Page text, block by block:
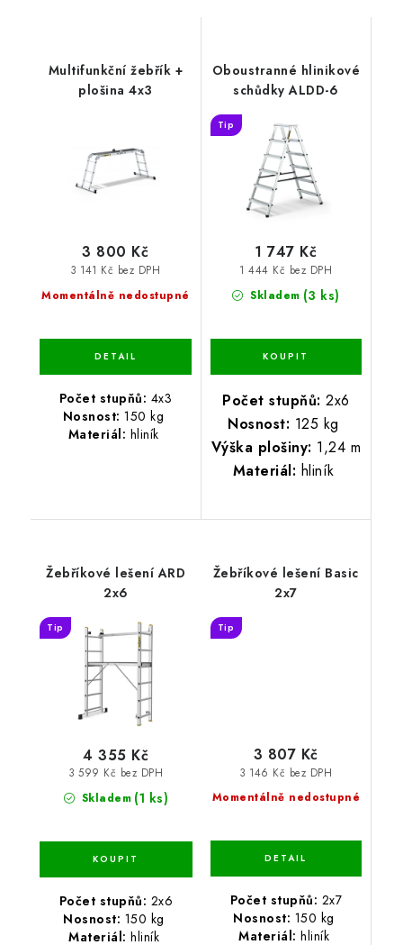
Multifunkční žebřík +
plošina 4x3
Momentálně nedostupné
3 141 Kč bez DPH
3 800 Kč
Počet stupňů: 4x3
Nosnost: 150 kg
Materiál: hliník
Oboustranné hlinikové
schůdky ALDD-6
Tip
Skladem (3 ks)
1 444 Kč bez DPH
1 747 Kč
Počet stupňů: 2x6
Nosnost: 125 kg
Výška plošiny: 1,24 m
Materiál: hliník
Žebříkové lešení ARD
2x6
Tip
Skladem (1 ks)
3 599 Kč bez DPH
4 355 Kč
Počet stupňů: 2x6
Nosnost: 150 kg
Materiál: hliník
Žebříkové lešení Basic
2x7
Tip
Momentálně nedostupné
3 146 Kč bez DPH
3 807 Kč
Počet stupňů: 2x7
Nosnost: 150 kg
Materiál: hliník